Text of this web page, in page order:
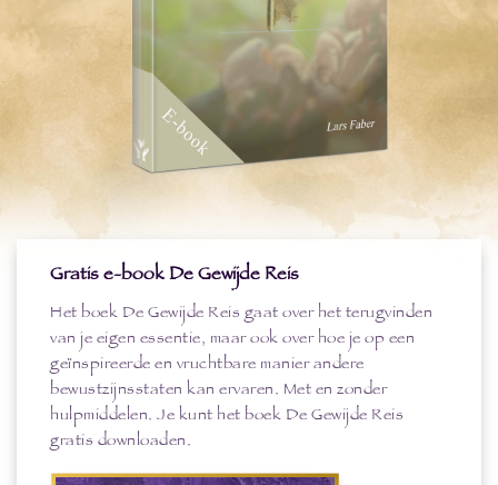
Gratis e-book De Gewijde Reis
Het boek De Gewijde Reis gaat over het terugvinden
van je eigen essentie, maar ook over hoe je op een
geïnspireerde en vruchtbare manier andere
bewustzijnsstaten kan ervaren. Met en zonder
hulpmiddelen. Je kunt het boek De Gewijde Reis
gratis downloaden.